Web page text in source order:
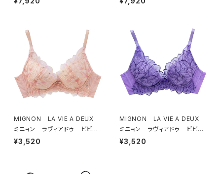
MIGNON LA VIE A DEUX
ミニョン ラヴィアドゥ ビビア
ーナ ブラジャー（ピーチ）M20
¥3,520
MIGNON LA VIE A DEUX
ミニョン ラヴィアドゥ ビビア
ーナ ブラジャー（ヴィオレッタ）
¥3,520